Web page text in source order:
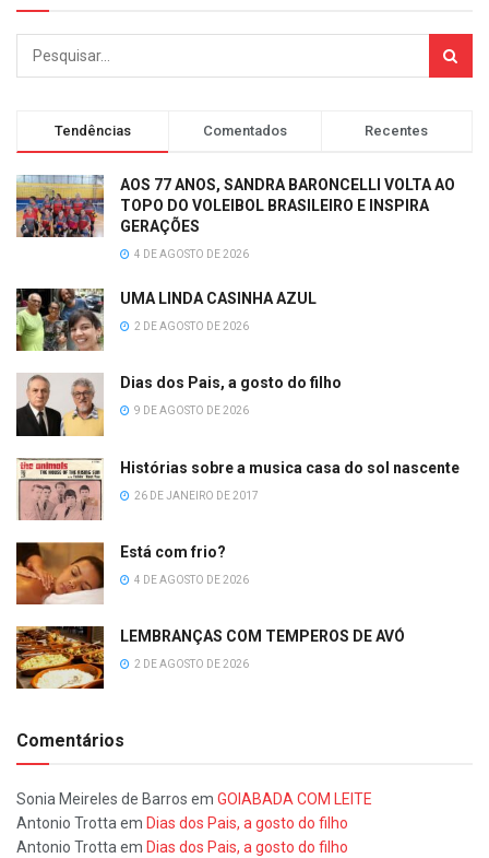
Tendências Comentados Recentes
AOS 77 ANOS, SANDRA BARONCELLI VOLTA AO
TOPO DO VOLEIBOL BRASILEIRO E INSPIRA
GERAÇÕES
4 DE AGOSTO DE 2026
UMA LINDA CASINHA AZUL
2 DE AGOSTO DE 2026
Dias dos Pais, a gosto do filho
9 DE AGOSTO DE 2026
Histórias sobre a musica casa do sol nascente
26 DE JANEIRO DE 2017
Está com frio?
4 DE AGOSTO DE 2026
LEMBRANÇAS COM TEMPEROS DE AVÓ
2 DE AGOSTO DE 2026
Comentários
Sonia Meireles de Barros em GOIABADA COM LEITE
Antonio Trottaem Dias dos Pais, a gosto do filho
Antonio Trottaem Dias dos Pais, a gosto do filho